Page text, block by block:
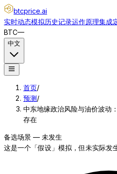
btcprice.ai
实时动态模拟历史记录运作原理集成
BTC—
中文
首页/
预测/
中东地缘政治风险与油价波动
存在
备选场景 — 未发生
这是一个「假设」模拟，但未实际发生